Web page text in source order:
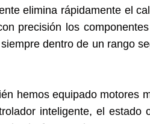
elimina rápidamente el
precisión los
dentro de un rango
hemos equipado motores
inteligente, el